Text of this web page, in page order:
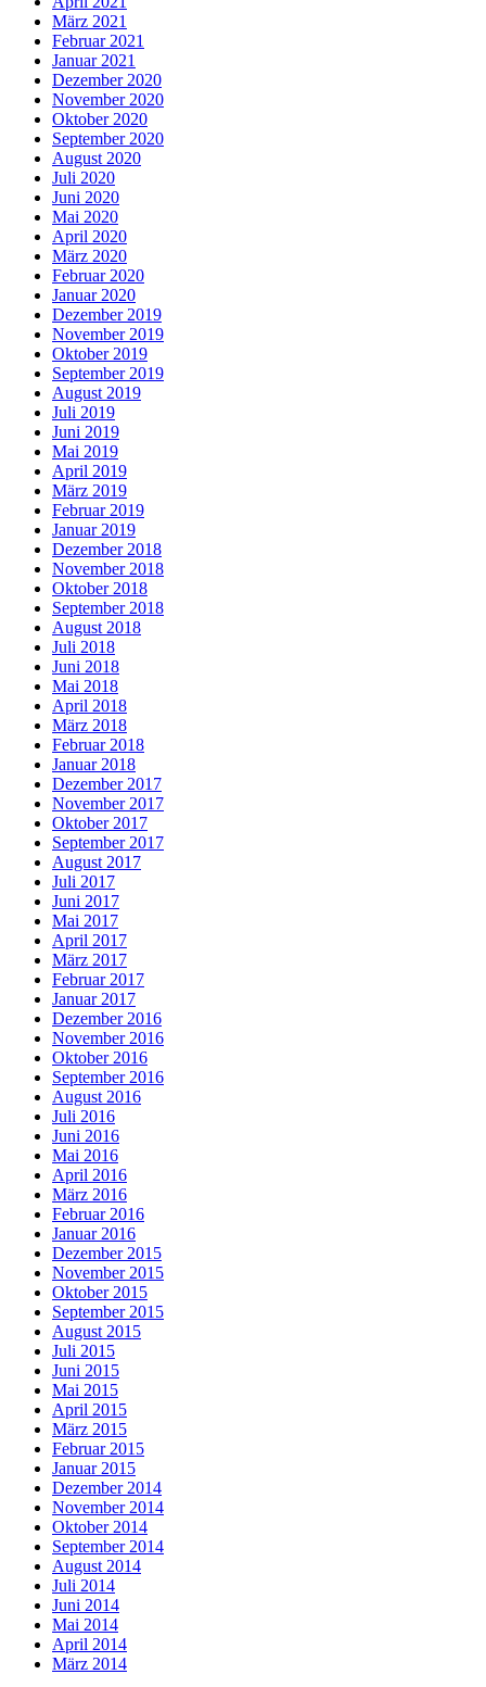
März 2021
Februar 2021
Januar 2021
Dezember 2020
November 2020
Oktober 2020
September 2020
August 2020
Juli 2020
Juni 2020
Mai 2020
April 2020
März 2020
Februar 2020
Januar 2020
Dezember 2019
November 2019
Oktober 2019
September 2019
August 2019
Juli 2019
Juni 2019
Mai 2019
April 2019
März 2019
Februar 2019
Januar 2019
Dezember 2018
November 2018
Oktober 2018
September 2018
August 2018
Juli 2018
Juni 2018
Mai 2018
April 2018
März 2018
Februar 2018
Januar 2018
Dezember 2017
November 2017
Oktober 2017
September 2017
August 2017
Juli 2017
Juni 2017
Mai 2017
April 2017
März 2017
Februar 2017
Januar 2017
Dezember 2016
November 2016
Oktober 2016
September 2016
August 2016
Juli 2016
Juni 2016
Mai 2016
April 2016
März 2016
Februar 2016
Januar 2016
Dezember 2015
November 2015
Oktober 2015
September 2015
August 2015
Juli 2015
Juni 2015
Mai 2015
April 2015
März 2015
Februar 2015
Januar 2015
Dezember 2014
November 2014
Oktober 2014
September 2014
August 2014
Juli 2014
Juni 2014
Mai 2014
April 2014
März 2014